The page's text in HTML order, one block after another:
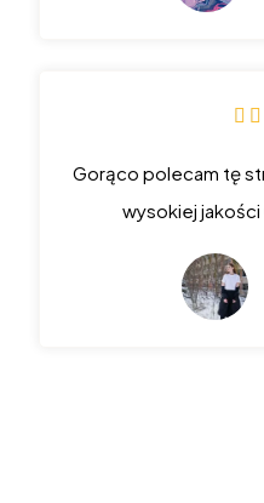
 
Gorąco polecam tę
wysokiej jakości